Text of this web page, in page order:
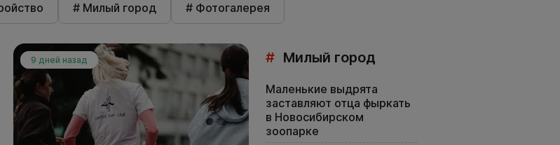
# Милый город # Фотогалерея
9 дней назад # Милый город
Маленькие выдрята
заставляют отца фыркать
в Новосибирском
зоопарке